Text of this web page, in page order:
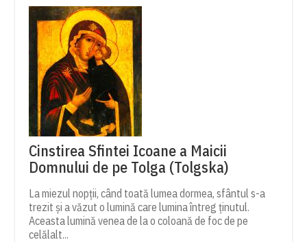
Cinstirea Sfintei Icoane a Maicii
Domnului de pe Tolga (Tolgska)
La miezul nopții, când toată lumea dormea, sfântul s-a
trezit și a văzut o lumină care lumina întreg ținutul.
Aceasta lumină venea de la o coloană de foc de pe
celălalt...